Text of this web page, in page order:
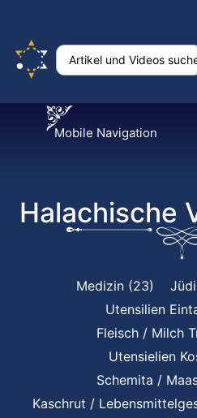
Mobile Navigation
Halachische
Medizin (23)
Utensilien
Fleisch / Milch
Utensielien
Schemita /
Kaschrut /